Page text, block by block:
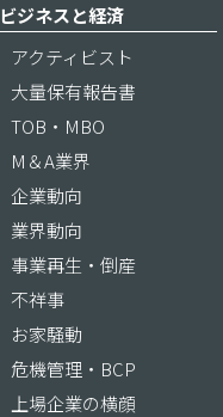
ビジネスと経済
アクティビスト
大量保有報告書
TOB・MBO
M＆A業界
企業動向
業界動向
事業再生・倒産
不祥事
お家騒動
危機管理・BCP
上場企業の横顔